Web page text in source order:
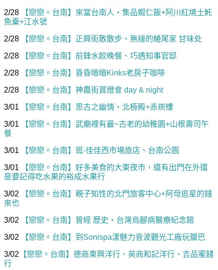
2/28
【戀戀。台南】來當台南人‧集品蝦仁飯+阿川紅燒土魠
魚羹+江水號
2/28 【戀戀。台南】正興街散散步‧無緣的蜷尾家 甘味处
2/28 【戀戀。台南】前鋒水餃晚餐、巧遇知事官邸
2/28 【戀戀。台南】昏昏暗暗Kinks老房子咖啡
2/28 【戀戀。台南】神農街賞燈會 day & night
3/01 【戀戀。台南】思古之幽情‧北極殿+赤崁樓
3/01
【戀戀。台南】武廟裡有最~古老的幼稚園+山根壽司午
餐
3/01 【戀戀。台南】逛-佳佳西市場旅店、台南公園
3/01
【戀戀。台南】好多美食的大東夜市，還有出門在外還
是要記得吃水果的裕成水果行
3/02
【戀戀。台南】親子知性的北門旅客中心+阿母追星的錢
來也
3/02 【戀戀。台南】曾經 歷史‧台灣烏腳病醫療紀念館
3/02 【戀戀。台南】到Sonispa漾魅力音波觀光工廠玩鹽巴
3/02 【戀戀。台南】德商東興洋行、英商和記洋行、吉品蜜餞
行